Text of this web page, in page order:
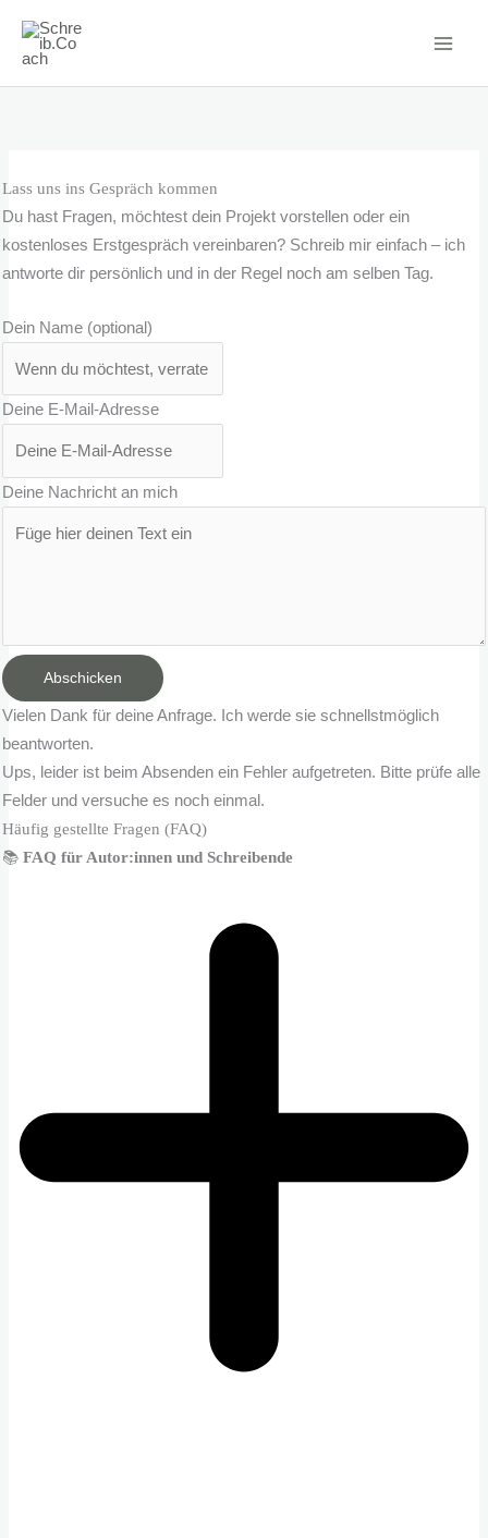
Inhalt
springen
Lass uns ins Gespräch kommen
Du hast Fragen, möchtest dein Projekt vorstellen oder ein
kostenloses Erstgespräch vereinbaren? Schreib mir einfach – ich
antworte dir persönlich und in der Regel noch am selben Tag.
Dein Name (optional)
Deine E-Mail-Adresse
Deine Nachricht an mich
Abschicken
Vielen Dank für deine Anfrage. Ich werde sie schnellstmöglich
beantworten.
Ups, leider ist beim Absenden ein Fehler aufgetreten. Bitte prüfe alle
Felder und versuche es noch einmal.
Häufig gestellte Fragen (FAQ)
📚FAQ für Autor:innen und Schreibende